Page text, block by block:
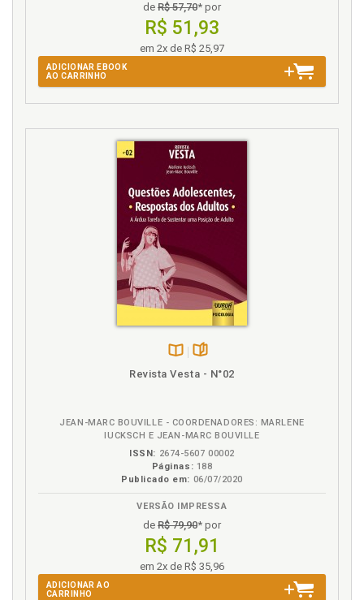
de R$ 57,70* por
R$ 51,93
em 2x de R$ 25,97
ADICIONAR EBOOK
AO CARRINHO
Revista Vesta - N°02
JEAN-MARC BOUVILLE - COORDENADORES: MARLENE
IUCKSCH E JEAN-MARC BOUVILLE
ISSN: 2674-5607 00002
Páginas: 188
Publicado em: 06/07/2020
VERSÃO IMPRESSA
de R$ 79,90* por
R$ 71,91
em 2x de R$ 35,96
ADICIONAR AO
CARRINHO